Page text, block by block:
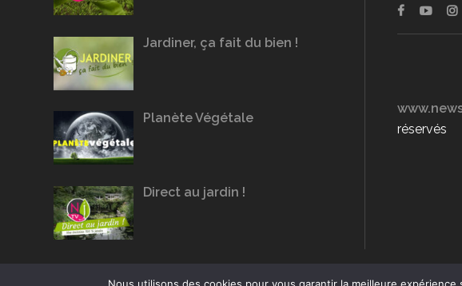
Jardiner, ça fait du bien !
Planète Végétale
Direct au jardin !
réservés